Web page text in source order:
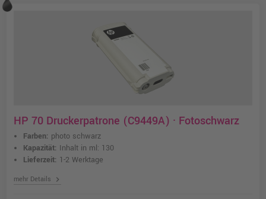
HP 70 Druckerpatrone (C9449A) · Fotoschwarz
Farben: photo schwarz
Kapazität: Inhalt in ml: 130
Lieferzeit: 1-2 Werktage
mehr Details chevron_right